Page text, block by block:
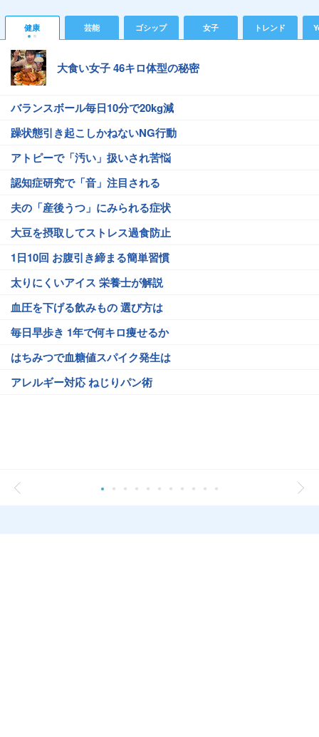
健康 芸能 ゴシップ 女子 トレンド
大食い女子 46キロ体型の秘密
バランスボール毎日10分で20kg減
躁状態引き起こしかねないNG行動
アトピーで「汚い」扱いされ苦悩
認知症研究で「音」注目される
夫の「産後うつ」にみられる症状
大豆を摂取してストレス過食防止
1日10回 お腹引き締まる簡単習慣
太りにくいアイス 栄養士が解説
血圧を下げる飲みもの 選び方は
毎日早歩き 1年で何キロ痩せるか
はちみつで血糖値スパイク発生は
アレルギー対応 ねじりパン術